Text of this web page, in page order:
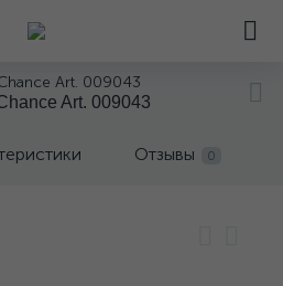
Art. 009043
Art. 009043
Отзывы 0